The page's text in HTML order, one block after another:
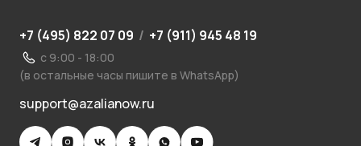
+7 (495) 822 07 09 / +7 (911) 945 48 19
с 9:00 - 18:00
(в остальные часы пишите в WhatsApp)
support@azalianow.ru